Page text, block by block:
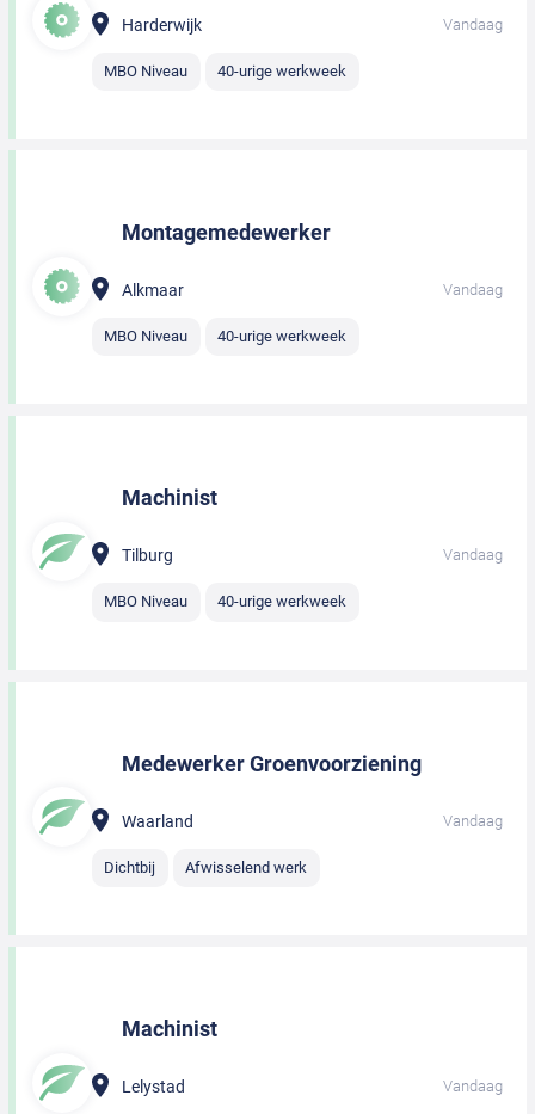
Harderwijk Vandaag
MBO Niveau 40-urige werkweek
Montagemedewerker
Alkmaar Vandaag
MBO Niveau 40-urige werkweek
Machinist
Tilburg Vandaag
MBO Niveau 40-urige werkweek
Medewerker Groenvoorziening
Waarland Vandaag
Dichtbij Afwisselend werk
Machinist
Lelystad Vandaag